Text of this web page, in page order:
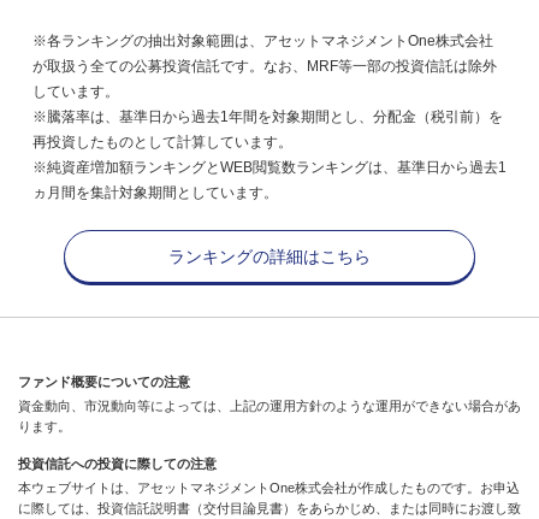
※各ランキングの抽出対象範囲は、アセットマネジメントOne株式会社
が取扱う全ての公募投資信託です。なお、MRF等一部の投資信託は除外
しています。
※騰落率は、基準日から過去1年間を対象期間とし、分配金（税引前）を
再投資したものとして計算しています。
※純資産増加額ランキングとWEB閲覧数ランキングは、基準日から過去1
ヵ月間を集計対象期間としています。
ランキングの詳細はこちら
ファンド概要についての注意
資金動向、市況動向等によっては、上記の運用方針のような運用ができない場合があ
ります。
投資信託への投資に際しての注意
本ウェブサイトは、アセットマネジメントOne株式会社が作成したものです。お申込
に際しては、投資信託説明書（交付目論見書）をあらかじめ、または同時にお渡し致